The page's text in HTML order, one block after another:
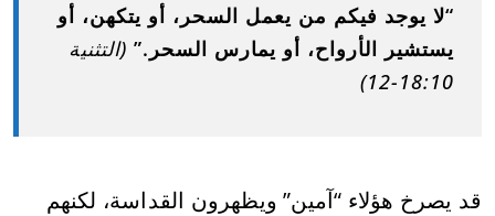
“لا يوجد فيكم من يعمل السحر، أو يتكهن، أو
يستشير الأرواح، أو يمارس السحر.” (التثنية
18:10-12)
قد يصرخ هؤلاء “آمين” ويظهرون القداسة، لكنهم